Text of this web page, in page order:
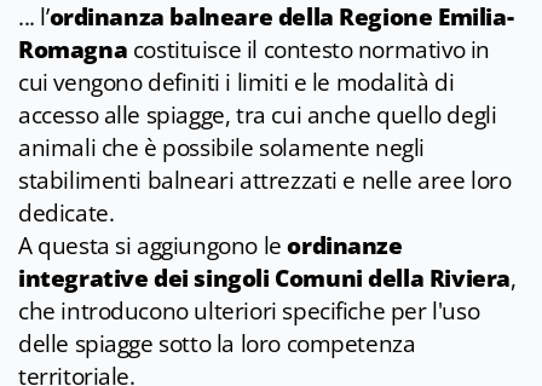
... l’ordinanza balneare della Regione Emilia-
Romagna costituisce il contesto normativo in
cui vengono definiti i limiti e le modalità di
accesso alle spiagge, tra cui anche quello degli
animali che è possibile solamente negli
stabilimenti balneari attrezzati e nelle aree loro
dedicate.
A questa si aggiungono leordinanze
integrative dei singoli Comuni della Riviera,
che introducono ulteriori specifiche per l'uso
delle spiagge sotto la loro competenza
territoriale.